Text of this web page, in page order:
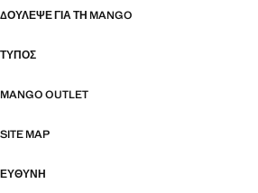
ΔΟΎΛΕΨΕ ΓΙΑ ΤΗ MANGO
ΤΎΠΟΣ
MANGO OUTLET
SITE MAP
ΕΥΘΥΝΗ